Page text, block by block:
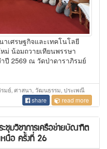
ศรษฐกิจและเทคโนโลยี
ม่ น้อมถวายเทียนพรรษา
ปี 2569 ณ วัดป่าดาราภิรมย์
มย์, ศาสนา, วัฒนธรรม, ประเพณี
share read more
มวิชาการเครือข่ายบัณฑิต
นือ ครั้งที่ 26